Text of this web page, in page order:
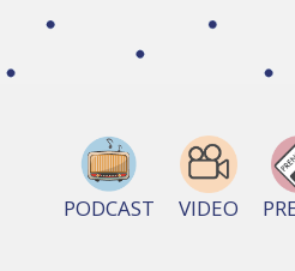
PODCAST VIDEO